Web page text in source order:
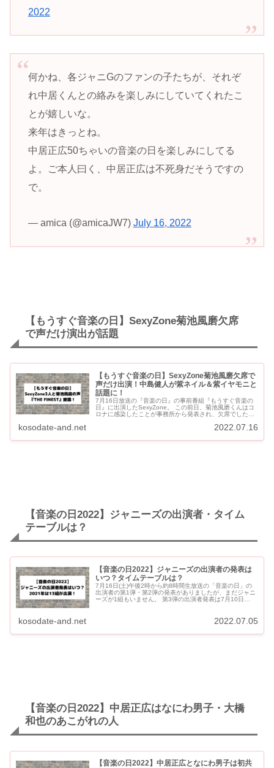
2022
何かね、各ジャニGのファンの子たちが、それぞ
れ中居くんとの絡みを楽しみにしていてくれたこ
とが嬉しいな。
来年はきっとね。
中居正広50ちゃいの音楽の日を楽しみにしてる
よ。ご本人曰く、中居正広は不死身だそうですの
で。
— amica (@amicaJW7) July 16, 2022
【もうすぐ音楽の日】SexyZone菊池風磨欠席
で声だけ演出が話題
【もうすぐ音楽の日】SexyZone菊池風磨欠席で
声だけ出演！中島健人が紫ネイル＆紫イヤモニと
話題に！
7月16日放送の『音楽の日』の事前番組『もうすぐ音楽の
日』に出演したSexyZone。 この前日、菊池風磨くんはコ
ロナに感染したことが事務所から発表され、欠席でした。
kosodate-and.net 2022.07.16
【音楽の日2022】ジャニーズの出演者・タイム
テーブルは？
【音楽の日2022】ジャニーズの出演者の発表は
いつ？タイムテーブルは？
7月16日(土)午後2時から約8時間生放送の「音楽の日」の
出演者の第1弾・第2弾の発表がありましたが、まだジャニ
ーズが1組もいません。 第3弾の出演者発表は7月10日
kosodate-and.net 2022.07.05
【音楽の日2022】中居正広はなにわ男子・大橋
和也のあこがれの人
【音楽の日2022】中居正広となにわ男子は初共